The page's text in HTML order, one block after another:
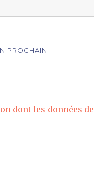
PROCHAIN
dont les données de